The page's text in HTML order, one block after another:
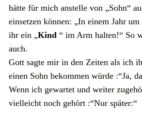
hätte für mich anstelle von „Sohn“
einsetzen können: „In einem Jahr
ihr ein „Kind “ im Arm halten!“ So
auch.
Gott sagte mir in den Zeiten als ich
einen Sohn bekommen würde :“Ja,
Wenn ich gewartet und weiter
vielleicht noch gehört :“Nur später:“